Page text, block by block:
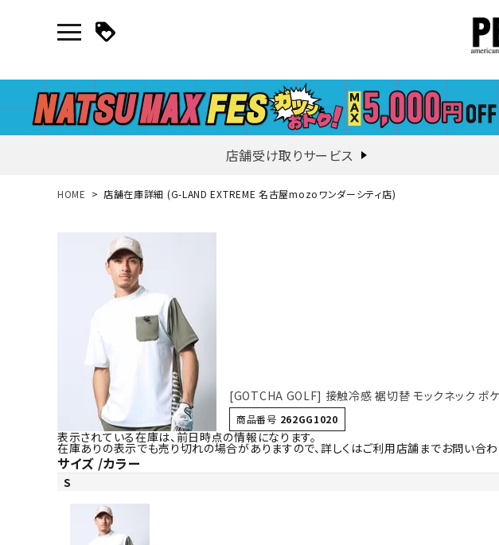
店舗受け取りサービス
新規会員登録｜ログイン
詳しい条件から探す
HOME 店舗在庫詳細 (G-LAND EXTREME 名古屋mozoワンダーシティ店)
[GOTCHA GOLF] 接触冷感 裾切替 モックネック ポ
商品番号 262GG1020
表示されている在庫は、前日時点の情報になります。
在庫ありの表示でも売り切れの場合がありますので、詳しくはご利用店舗までお問い合わ
サイズ カラー
S